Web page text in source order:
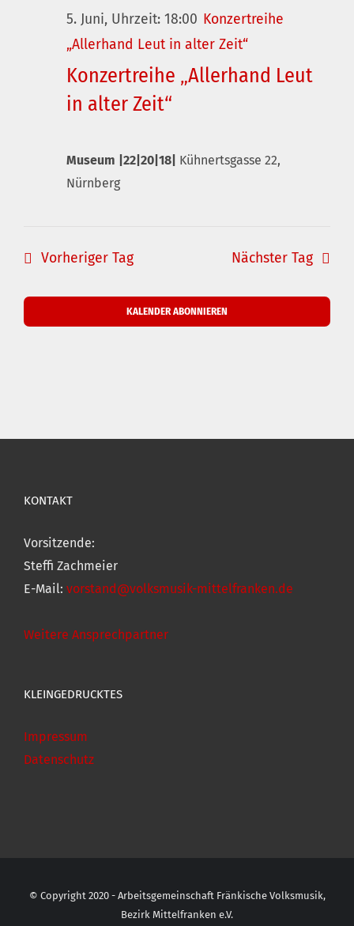
Konzertreihe „Allerhand Leut
in alter Zeit“
5. Juni, Uhrzeit: 18:00 Konzertreihe
„Allerhand Leut in alter Zeit“
Museum |22|20|18| Kühnertsgasse 22,
Nürnberg
Vorheriger Tag Nächster Tag
KALENDER ABONNIEREN
KONTAKT
Vorsitzende:
Steffi Zachmeier
E-Mail: vorstand@volksmusik-mittelfranken.de
Weitere Ansprechpartner
KLEINGEDRUCKTES
Impressum
Datenschutz
© Copyright 2020 - Arbeitsgemeinschaft Fränkische Volksmusik,
Bezirk Mittelfranken e.V.